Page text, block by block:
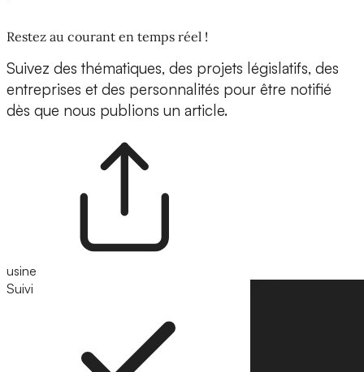
Restez au courant en temps réel !
Suivez des thématiques, des projets législatifs, des
entreprises et des personnalités pour être notifié
dès que nous publions un article.
usine
Suivi